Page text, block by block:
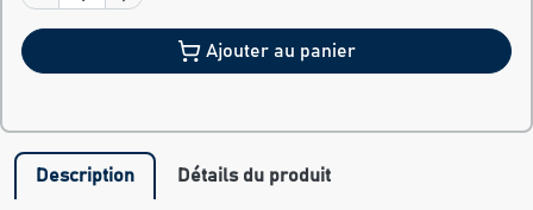
Ajouter au panier
Description Détails du produit